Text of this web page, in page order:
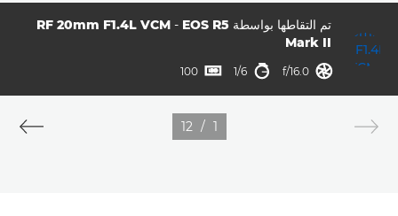
تم التقاطها بواسطة RF 20mm F1.4L VCM - EOS R5
Mark II
فتحة العدسة

f/16.0 سرعة الغالق

1/6
ISO

100
1
/
12